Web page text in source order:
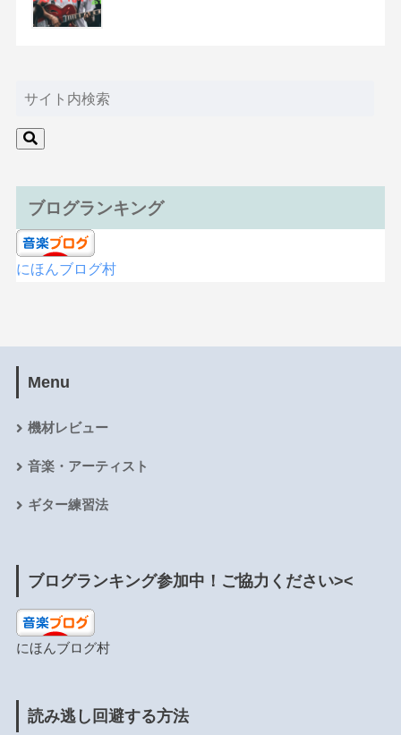
ブログランキング
にほんブログ村
Menu
機材レビュー
音楽・アーティスト
ギター練習法
ブログランキング参加中！ご協力ください><
にほんブログ村
読み逃し回避する方法